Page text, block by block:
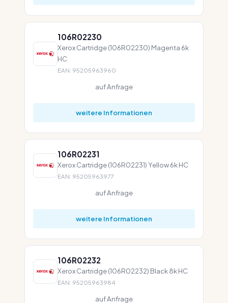
106R02230
Xerox Cartridge (106R02230) Magenta 6k
HC
EAN: 95205963960
auf Anfrage
weitere Informationen
106R02231
Xerox Cartridge (106R02231) Yellow 6k HC
EAN: 95205963977
auf Anfrage
weitere Informationen
106R02232
Xerox Cartridge (106R02232) Black 8k HC
EAN: 95205963984
auf Anfrage